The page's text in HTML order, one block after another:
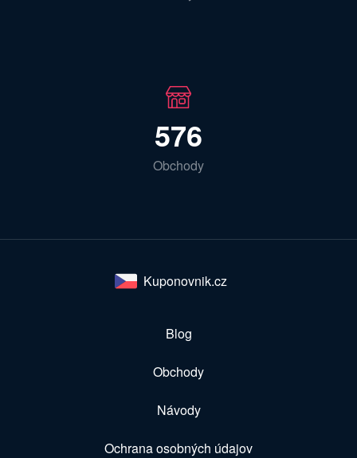
576
Obchody
Kuponovnik.cz
Blog
Obchody
Návody
Ochrana osobných údajov